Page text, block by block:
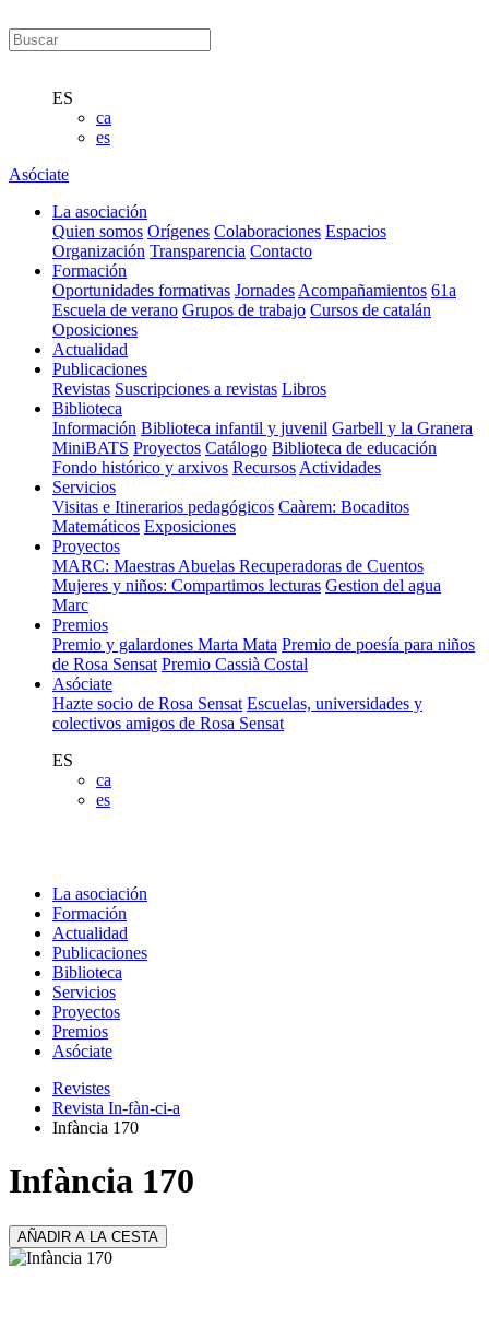
ES
ca
es
Asóciate
La asociación
Quien somos Orígenes Colaboraciones Espacios
Organización Transparencia Contacto
Formación
Oportunidades formativas Jornades Acompañamientos 61a
Escuela de verano Grupos de trabajo Cursos de catalán
Oposiciones
Actualidad
Publicaciones
Revistas Suscripciones a revistas Libros
Biblioteca
Información Biblioteca infantil y juvenil Garbell y la Granera
MiniBATS Proyectos Catálogo Biblioteca de educación
Fondo histórico y arxivos Recursos Actividades
Servicios
Visitas e Itinerarios pedagógicos Caàrem: Bocaditos
Matemáticos Exposiciones
Proyectos
MARC: Maestras Abuelas Recuperadoras de Cuentos
Mujeres y niños: Compartimos lecturas Gestion del agua
Marc
Premios
Premio y galardones Marta Mata Premio de poesía para niños
de Rosa Sensat Premio Cassià Costal
Asóciate
Hazte socio de Rosa Sensat Escuelas, universidades y
colectivos amigos de Rosa Sensat
ES
ca
es
La asociación
Formación
Actualidad
Publicaciones
Biblioteca
Servicios
Proyectos
Premios
Asóciate
Revistes
Revista In-fàn-ci-a
Infància 170
Infància 170
AÑADIR A LA CESTA